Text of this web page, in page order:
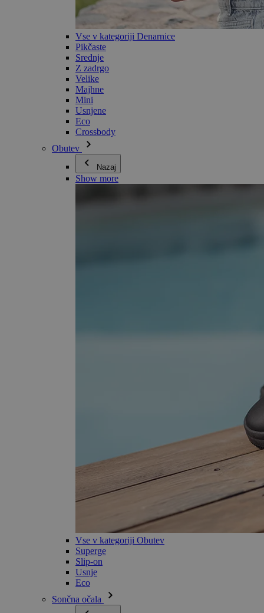
Vse v kategoriji Denarnice
Pikčaste
Srednje
Z zadrgo
Velike
Majhne
Mini
Usnjene
Eco
Crossbody
Obutev
Nazaj
Show more
Vse v kategoriji Obutev
Superge
Slip-on
Usnje
Eco
Sončna očala